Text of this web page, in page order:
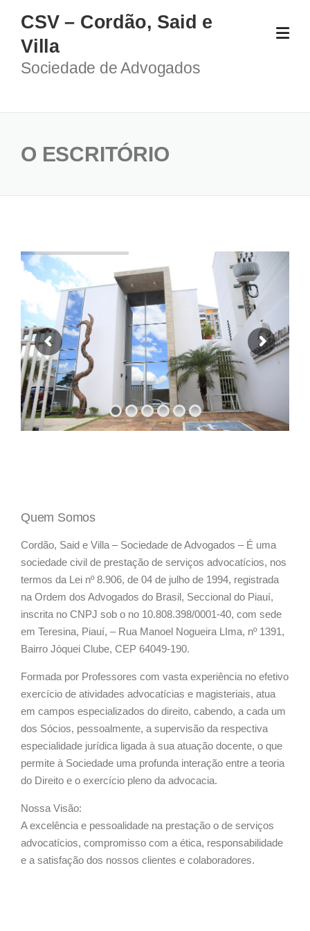
content
CSV – Cordão, Said e
Villa
Sociedade de Advogados
O ESCRITÓRIO
Quem Somos
Cordão, Said e Villa – Sociedade de Advogados – É uma
sociedade civil de prestação de serviços advocatícios, nos
termos da Lei nº 8.906, de 04 de julho de 1994, registrada
na Ordem dos Advogados do Brasil, Seccional do Piauí,
inscrita no CNPJ sob o no 10.808.398/0001-40, com sede
em Teresina, Piauí, – Rua Manoel Nogueira LIma, nº 1391,
Bairro Jóquei Clube, CEP 64049-190.
Formada por Professores com vasta experiência no efetivo
exercício de atividades advocatícias e magisteriais, atua
em campos especializados do direito, cabendo, a cada um
dos Sócios, pessoalmente, a supervisão da respectiva
especialidade jurídica ligada à sua atuação docente, o que
permite à Sociedade uma profunda interação entre a teoria
do Direito e o exercício pleno da advocacia.
Nossa Visão:
A excelência e pessoalidade na prestação o de serviços
advocatícios, compromisso com a ética, responsabilidade
e a satisfação dos nossos clientes e colaboradores.